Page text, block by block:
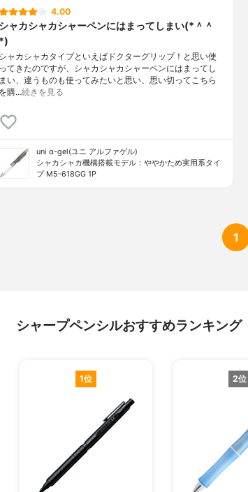
4.00
シャカシャカシャーペンにはまってしまい(*＾＾
*)
シャカシャカタイプといえばドクターグリップ！と思い使
ってきたのですが、シャカシャカシャーペンにはまってし
まい、違うものも使ってみたいと思い、思い切ってこちら
を購…続きを見る
uni α-gel(ユニ アルファゲル)
シャカシャカ機構搭載モデル：ややかため実用系タイ
プ M5-618GG 1P
1
シャープペンシルおすすめランキング
1位 2位